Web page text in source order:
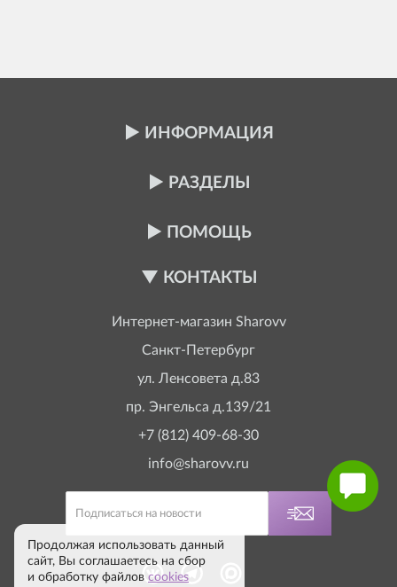
ИНФОРМАЦИЯ
РАЗДЕЛЫ
ПОМОЩЬ
КОНТАКТЫ
Интернет-магазин Sharovv
Санкт-Петербург
ул. Ленсовета д.83
пр. Энгельса д.139/21
+7 (812) 409-68-30
info@sharovv.ru
Продолжая использовать данный
сайт, Вы соглашаетесь на сбор
и обработку файлов cookies